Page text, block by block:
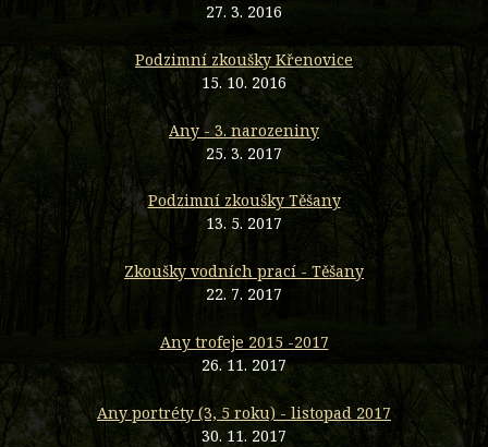
27. 3. 2016
Podzimní zkoušky Křenovice
15. 10. 2016
Any - 3. narozeniny
25. 3. 2017
Podzimní zkoušky Těšany
13. 5. 2017
Zkoušky vodních prací - Těšany
22. 7. 2017
Any trofeje 2015 -2017
26. 11. 2017
Any portréty (3, 5 roku) - listopad 2017
30. 11. 2017